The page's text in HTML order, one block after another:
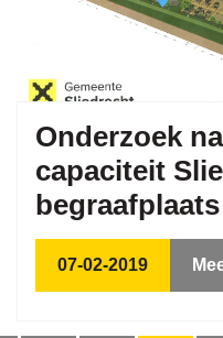
Onderzoek
capaciteit
begraafplaats
07-02-2019